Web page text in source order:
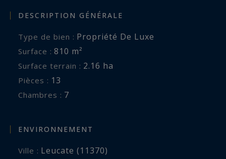
DESCRIPTION GÉNÉRALE
Type de bien : Propriété De Luxe
Surface : 810 m²
Surface terrain : 2.16 ha
Pièces : 13
Chambres : 7
ENVIRONNEMENT
Ville : Leucate (11370)